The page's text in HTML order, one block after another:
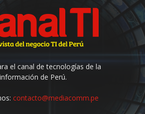
el canal de tecnologías de la
información de Perú.
contacto@mediacomm.pe